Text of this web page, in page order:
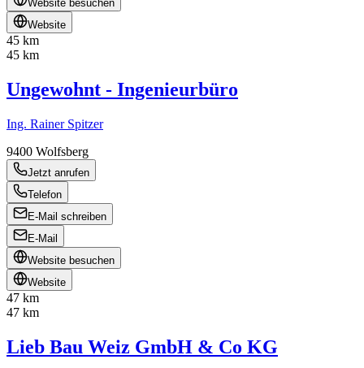
Website besuchen
Website
45 km
45 km
Ungewohnt - Ingenieurbüro
Ing. Rainer Spitzer
9400 Wolfsberg
Jetzt anrufen
Telefon
E-Mail schreiben
E-Mail
Website besuchen
Website
47 km
47 km
Lieb Bau Weiz GmbH & Co KG